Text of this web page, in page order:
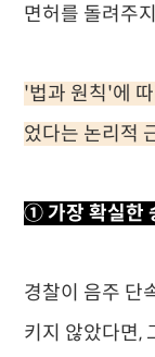
면허를 돌려주
'법과 원칙'에
었다는 논리적
① 가장 확실한
경찰이 음주 단
키지 않았다면,